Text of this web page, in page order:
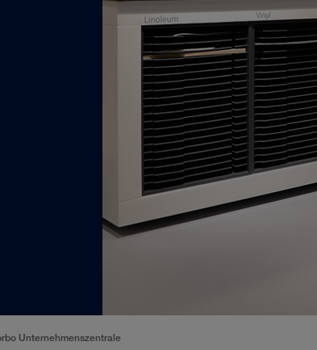
Unternehmenszentrale